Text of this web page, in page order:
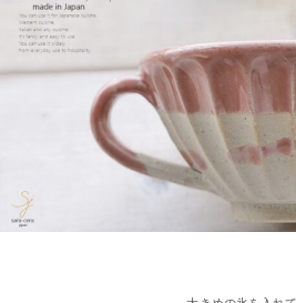
≪おすすめ≫お世話になったあの人に…
フト♪
2023/2/16
≪新着商品≫ ほんわかかわいい♡椿の
2023/2/13